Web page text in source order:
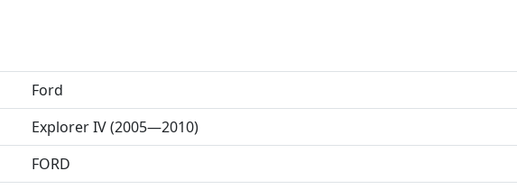
Ford
Explorer IV (2005—2010)
FORD